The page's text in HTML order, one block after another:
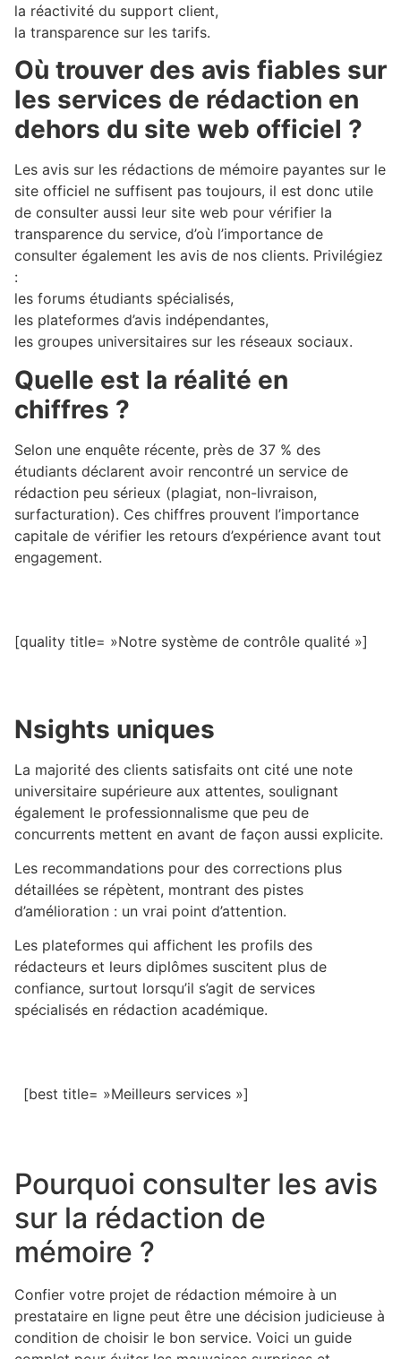
la réactivité du support client,
la transparence sur les tarifs.
Où trouver des avis fiables sur
les services de rédaction en
dehors du site web officiel ?
Les avis sur les rédactions de mémoire payantes sur le
site officiel ne suffisent pas toujours, il est donc utile
de consulter aussi leur site web pour vérifier la
transparence du service, d’où l’importance de
consulter également les avis de nos clients. Privilégiez
:
les forums étudiants spécialisés,
les plateformes d’avis indépendantes,
les groupes universitaires sur les réseaux sociaux.
Quelle est la réalité en
chiffres ?
Selon une enquête récente, près de 37 % des
étudiants déclarent avoir rencontré un service de
rédaction peu sérieux (plagiat, non-livraison,
surfacturation). Ces chiffres prouvent l’importance
capitale de vérifier les retours d’expérience avant tout
engagement.
[quality title= »Notre système de contrôle qualité »]
Nsights uniques
La majorité des clients satisfaits ont cité une note
universitaire supérieure aux attentes, soulignant
également le professionnalisme que peu de
concurrents mettent en avant de façon aussi explicite.
Les recommandations pour des corrections plus
détaillées se répètent, montrant des pistes
d’amélioration : un vrai point d’attention.
Les plateformes qui affichent les profils des
rédacteurs et leurs diplômes suscitent plus de
confiance, surtout lorsqu’il s’agit de services
spécialisés en rédaction académique.
[best title= »Meilleurs services »]
Pourquoi consulter les avis
sur la rédaction de
mémoire ?
Confier votre projet de rédaction mémoire à un
prestataire en ligne peut être une décision judicieuse à
condition de choisir le bon service. Voici un guide